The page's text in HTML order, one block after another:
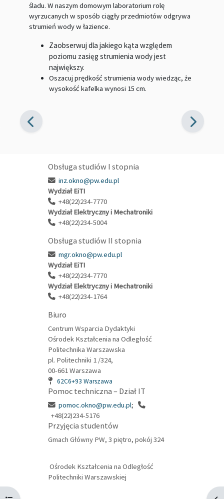
śladu. W naszym domowym laboratorium rolę
wyrzucanych w sposób ciągły przedmiotów odgrywa
strumień wody w łazience.
Zaobserwuj dla jakiego kąta względem
poziomu zasięg strumienia wody jest
największy.
Oszacuj prędkość strumienia wody wiedząc, że
wysokość kafelka wynosi 15 cm.
Obsługa studiów I stopnia
inz.okno@pw.edu.pl
Wydział EiTI
+48(22)234-7770
Wydział Elektryczny i Mechatroniki
+48(22)234-5004
Obsługa studiów II stopnia
mgr.okno@pw.edu.pl
Wydział EiTI
+48(22)234-7770
Wydział Elektryczny i Mechatroniki
+48(22)234-1764
Biuro
Centrum Wsparcia Dydaktyki
Ośrodek Kształcenia na Odległość
Politechnika Warszawska
pl. Politechniki 1 /324,
00-661 Warszawa
62C6+93 Warszawa
Pomoc techniczna – Dział IT
pomoc.okno@pw.edu.pl;
+48(22)234-5176
Przyjęcia studentów
Gmach Główny PW, 3 piętro, pokój 324
Ośrodek Kształcenia na Odległość
Politechniki Warszawskiej